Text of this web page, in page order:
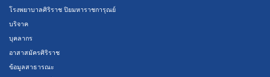
โรงพยาบาลศิริราช ปิยมหาราชการุณย์
บริจาค
บุคลากร
อาสาสมัครศิริราช
ข้อมูลสาธารณะ